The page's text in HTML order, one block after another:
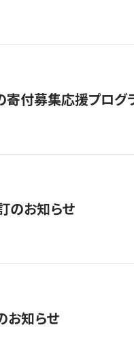
寄付募集応援プロ
のお知らせ
お知らせ